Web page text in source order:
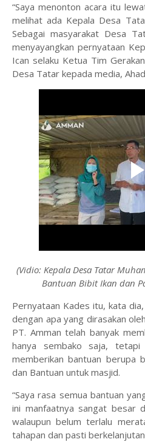
“Saya menonton acara itu
melihat ada Kepala Desa
Sebagai masyarakat Desa
menyayangkan pernyataan
Ican selaku Ketua Tim
Desa Tatar kepada media,
(Vidio: Kepala Desa Tatar
Bantuan Bibit Ikan dan
Pernyataan Kades itu, kata
dengan apa yang dirasakan
PT. Amman telah banyak
hanya sembako saja,
memberikan bantuan berupa
dan Bantuan untuk masjid.
“Saya rasa semua bantuan
ini manfaatnya sangat besar
walaupun belum terlalu
tahapan dan pasti